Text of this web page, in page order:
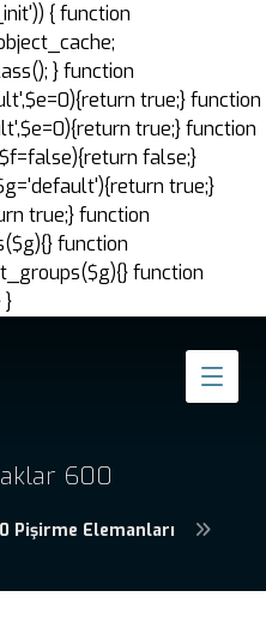
{ function
} function
true;} function
true;} function
false;}
true;}
true;} function
function
function
}
600
Pişirme Elemanları